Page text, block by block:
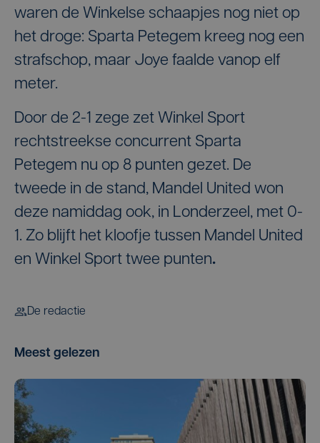
waren de Winkelse schaapjes nog niet op
het droge: Sparta Petegem kreeg nog een
strafschop, maar Joye faalde vanop elf
meter.
Door de 2-1 zege zet Winkel Sport
rechtstreekse concurrent Sparta
Petegem nu op 8 punten gezet. De
tweede in de stand, Mandel United won
deze namiddag ook, in Londerzeel, met 0-
1. Zo blijft het kloofje tussen Mandel United
en Winkel Sport twee punten.
De redactie
Meest gelezen